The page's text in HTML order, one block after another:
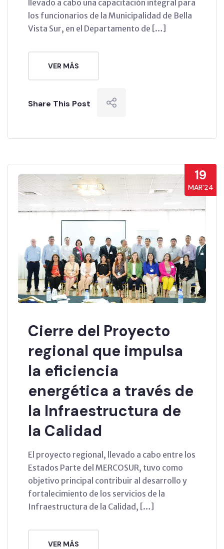
llevado a cabo una capacitación integral para
los funcionarios de la Municipalidad de Bella
Vista Sur, en el Departamento de […]
VER MÁS
Share This Post
19
MAR’24
Cierre del Proyecto
regional que impulsa
la eficiencia
energética a través de
la Infraestructura de
la Calidad
El proyecto regional, llevado a cabo entre los
Estados Parte del MERCOSUR, tuvo como
objetivo principal contribuir al desarrollo y
fortalecimiento de los servicios de la
Infraestructura de la Calidad, […]
VER MÁS